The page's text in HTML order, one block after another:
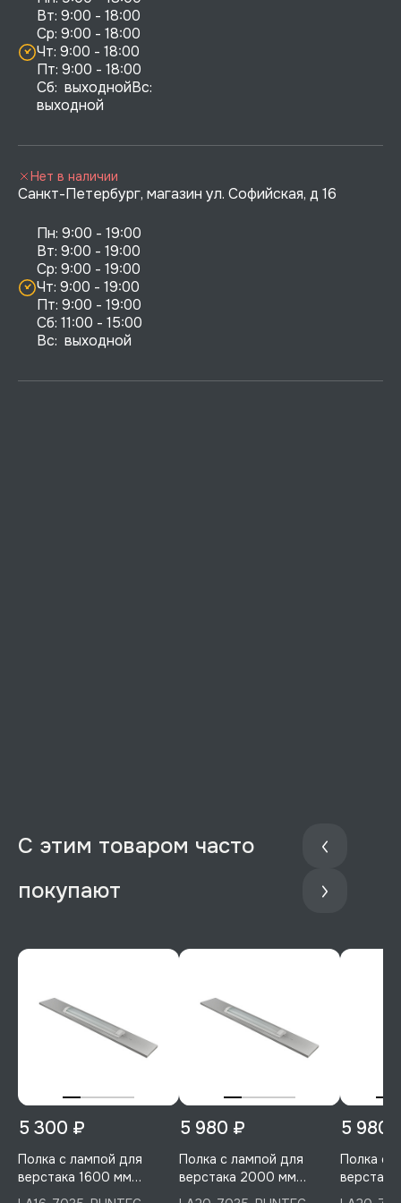
Вт: 9:00 - 18:00
Ср: 9:00 - 18:00
Чт: 9:00 - 18:00
Пт: 9:00 - 18:00
Сб:  выходнойВс:
выходной
Санкт-Петербург, магазин ул. Софийская, д 16
Пн: 9:00 - 19:00
Вт: 9:00 - 19:00
Ср: 9:00 - 19:00
Чт: 9:00 - 19:00
Пт: 9:00 - 19:00
Сб: 11:00 - 15:00
Вс:  выходной
Нет в наличии
С этим товаром часто
покупают
5 300 ₽
Полка с лампой для
верстака 1600 мм
(светло-серый), RUNTEC,
5 980 ₽
Полка с лампой для
верстака 2000 мм
(светло-серый), RUNTEC,
5 980
Полка с